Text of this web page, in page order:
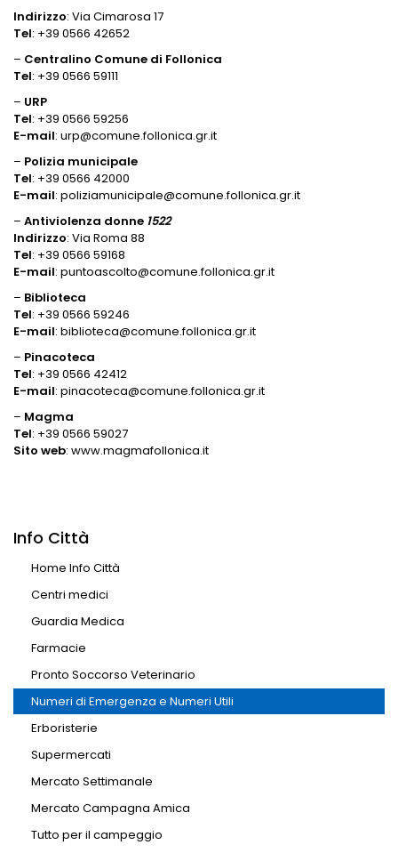
Indirizzo: Via Cimarosa 17
Tel: +39 0566 42652
– Centralino Comune di Follonica
Tel: +39 0566 59111
– URP
Tel: +39 0566 59256
E-mail: urp@comune.follonica.gr.it
– Polizia municipale
Tel: +39 0566 42000
E-mail: poliziamunicipale@comune.follonica.gr.it
– Antiviolenza donne 1522
Indirizzo: Via Roma 88
Tel: +39 0566 59168
E-mail: puntoascolto@comune.follonica.gr.it
– Biblioteca
Tel: +39 0566 59246
E-mail: biblioteca@comune.follonica.gr.it
– Pinacoteca
Tel: +39 0566 42412
E-mail: pinacoteca@comune.follonica.gr.it
– Magma
Tel: +39 0566 59027
Sito web: www.magmafollonica.it
Info Città
Home Info Città
Centri medici
Guardia Medica
Farmacie
Pronto Soccorso Veterinario
Numeri di Emergenza e Numeri Utili
Erboristerie
Supermercati
Mercato Settimanale
Mercato Campagna Amica
Tutto per il campeggio